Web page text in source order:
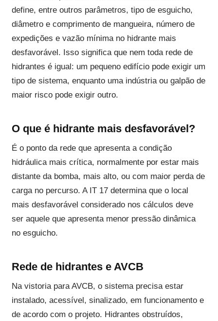
define, entre outros parâmetros, tipo de esguicho,
diâmetro e comprimento de mangueira, número de
expedições e vazão mínima no hidrante mais
desfavorável. Isso significa que nem toda rede de
hidrantes é igual: um pequeno edifício pode exigir um
tipo de sistema, enquanto uma indústria ou galpão de
maior risco pode exigir outro.
O que é hidrante mais desfavorável?
É o ponto da rede que apresenta a condição
hidráulica mais crítica, normalmente por estar mais
distante da bomba, mais alto, ou com maior perda de
carga no percurso. A IT 17 determina que o local
mais desfavorável considerado nos cálculos deve
ser aquele que apresenta menor pressão dinâmica
no esguicho.
Rede de hidrantes e AVCB
Na vistoria para AVCB, o sistema precisa estar
instalado, acessível, sinalizado, em funcionamento e
de acordo com o projeto. Hidrantes obstruídos,